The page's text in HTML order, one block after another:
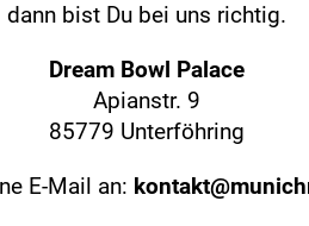
dann bist Du bei uns richtig.
Dream Bowl Palace
Apianstr. 9
85779 Unterföhring
E-Mail an: kontakt@munich